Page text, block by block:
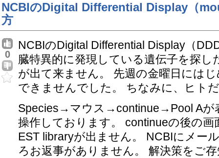
NCBIのDigital Differential Display（
方
0
NCBIのDigital Differential Display（
臓特異的に発現している遺伝子を探し
が出て来ません。 先週の金曜日には
できませんでした。 ちなみに、ヒト
Species→マウス→continue→Pool Aが
操作しております。 continueの後の
EST libraryが出ません。 NCBIにメー
ろお返事がありません。 解決策をご